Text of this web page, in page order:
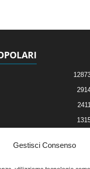
Gestisci Consenso